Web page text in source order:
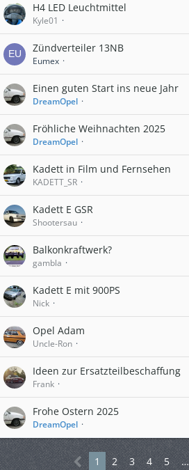
H4 LED Leuchtmittel
Kyle01
Zündverteiler 13NB
Eumex
Einen guten Start ins neue Jahr
DreamOpel
Fröhliche Weihnachten 2025
DreamOpel
Kadett in Film und Fernsehen
KADETT_SR
Kadett E GSR
Shootersau
Balkonkraftwerk?
gambla
Kadett E mit 900PS
Nick
Opel Adam
Uncle-Ron
Ideen zur Ersatzteilbeschaffung
Frank
Frohe Ostern 2025
DreamOpel
1 2 3 4 5 …